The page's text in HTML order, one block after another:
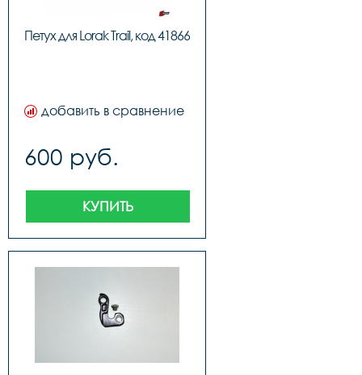
Петух для Lorak Trail, код 41866
добавить в сравнение
600 руб.
КУПИТЬ